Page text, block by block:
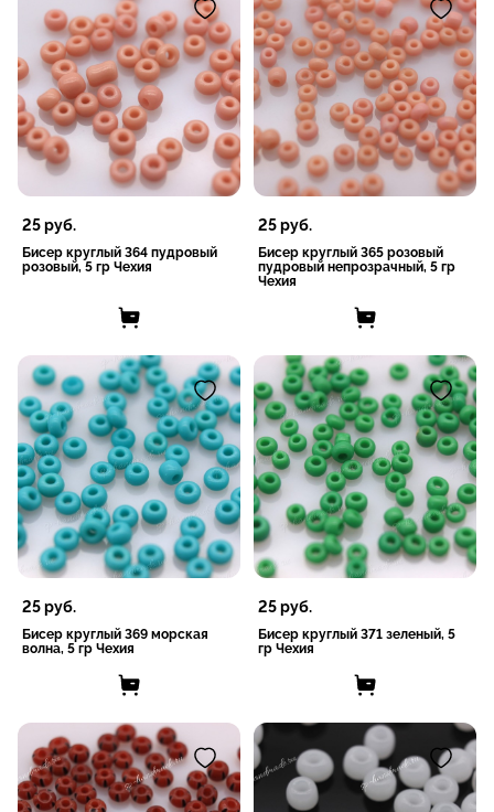
25руб.
Бисер круглый 364 пудровый
розовый, 5 гр Чехия
25руб.
Бисер круглый 365 розовый
пудровый непрозрачный, 5 гр
Чехия
25руб.
Бисер круглый 369 морская
волна, 5 гр Чехия
25руб.
Бисер круглый 371 зеленый, 5
гр Чехия